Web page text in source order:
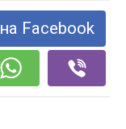
Facebook